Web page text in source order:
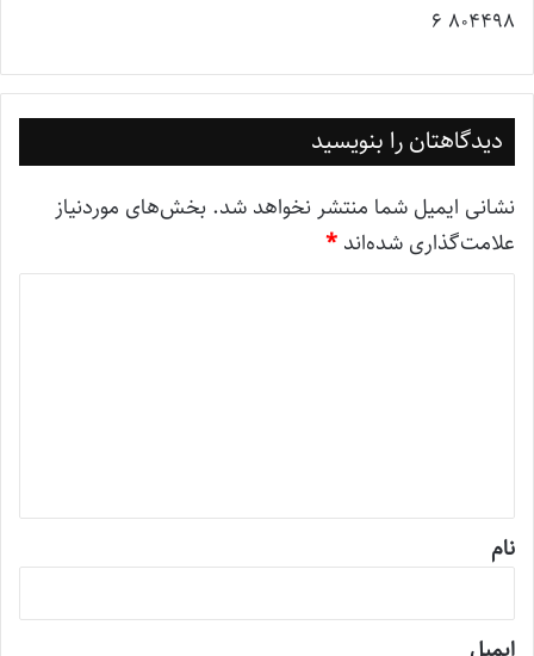
804498 6
دیدگاهتان را بنویسید
نشانی ایمیل شما منتشر نخواهد شد. بخش‌های موردنیاز
علامت‌گذاری شده‌اند *
نام